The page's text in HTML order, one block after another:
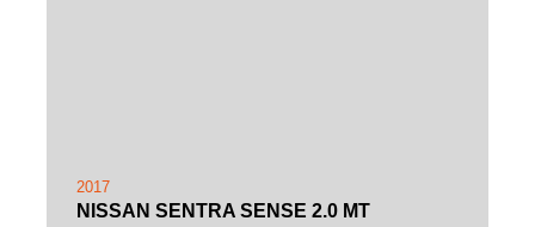
2017
NISSAN SENTRA SENSE 2.0 MT